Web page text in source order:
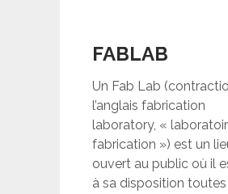
FABLAB
Un Fab Lab
l’anglais fabrication
laboratory, «
fabrication ») est un
ouvert au public où il
à sa disposition